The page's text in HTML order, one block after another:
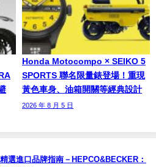
Honda Motocompo × SEIKO 5
SPORTS 聯名限量錶登場！重現
黃色車身、油箱開關等經典設計
2026 年 8 月 5 日
選進口品牌指南－HEPCO&BECKER：